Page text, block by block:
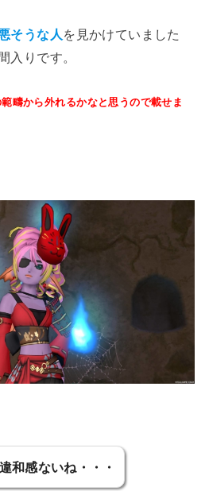
そうな人を見かけていました
入りです。
疇から外れるかなと思うので載せま
和感ないね・・・